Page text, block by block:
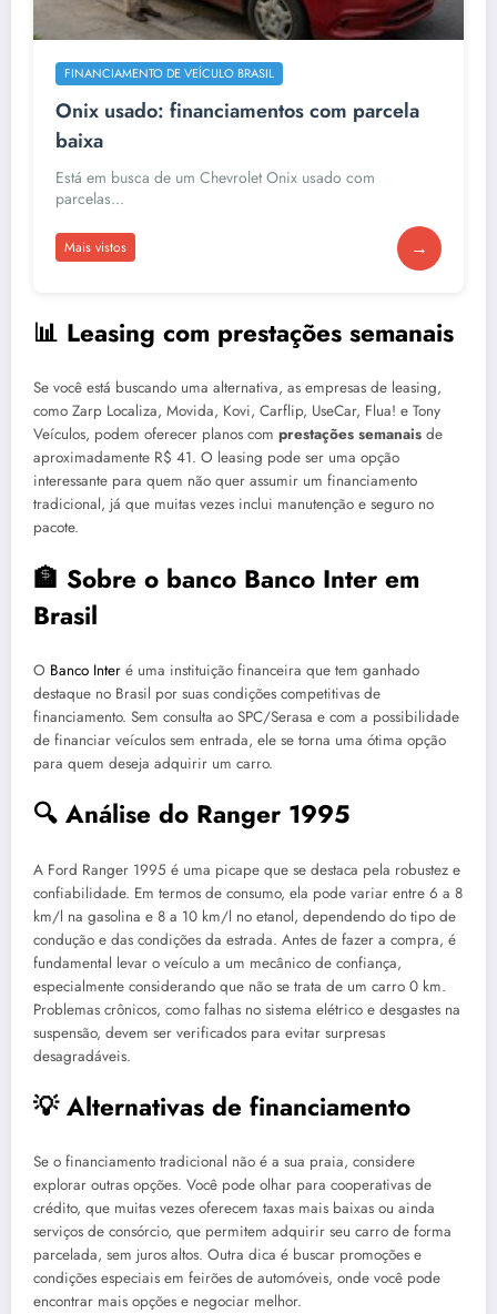
FINANCIAMENTO DE VEÍCULO BRASIL
Onix usado: financiamentos com parcela
baixa
Está em busca de um Chevrolet Onix usado com
parcelas...
Mais vistos →
📊 Leasing com prestações semanais
Se você está buscando uma alternativa, as empresas de leasing,
como Zarp Localiza, Movida, Kovi, Carflip, UseCar, Flua! e Tony
Veículos, podem oferecer planos com prestações semanais de
aproximadamente R$ 41. O leasing pode ser uma opção
interessante para quem não quer assumir um financiamento
tradicional, já que muitas vezes inclui manutenção e seguro no
pacote.
🏦 Sobre o banco Banco Inter em
Brasil
O Banco Inter é uma instituição financeira que tem ganhado
destaque no Brasil por suas condições competitivas de
financiamento. Sem consulta ao SPC/Serasa e com a possibilidade
de financiar veículos sem entrada, ele se torna uma ótima opção
para quem deseja adquirir um carro.
🔍 Análise do Ranger 1995
A Ford Ranger 1995 é uma picape que se destaca pela robustez e
confiabilidade. Em termos de consumo, ela pode variar entre 6 a 8
km/l na gasolina e 8 a 10 km/l no etanol, dependendo do tipo de
condução e das condições da estrada. Antes de fazer a compra, é
fundamental levar o veículo a um mecânico de confiança,
especialmente considerando que não se trata de um carro 0 km.
Problemas crônicos, como falhas no sistema elétrico e desgastes na
suspensão, devem ser verificados para evitar surpresas
desagradáveis.
💡 Alternativas de financiamento
Se o financiamento tradicional não é a sua praia, considere
explorar outras opções. Você pode olhar para cooperativas de
crédito, que muitas vezes oferecem taxas mais baixas ou ainda
serviços de consórcio, que permitem adquirir seu carro de forma
parcelada, sem juros altos. Outra dica é buscar promoções e
condições especiais em feirões de automóveis, onde você pode
encontrar mais opções e negociar melhor.